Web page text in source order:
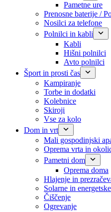
Pametne ure
Prenosne baterije /
Nosilci za telefone
Polnilci in kabli
Kabli
Hišni polnilci
Avto polnilci
Šport in prosti čas
Kampiranje
Torbe in dodatki
Kolebnice
Skiroji
Vse za kolo
Dom in vrt
Mali gospodinjski
Oprema vrta in
Pametni dom
Oprema doma
Hlajenje in
Solarne in
Čiščenje
Ogrevanje